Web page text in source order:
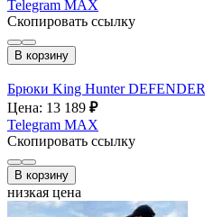
Telegram MAX
Скопировать ссылку
В корзину
Брюки King Hunter DEFENDER
Цена: 13 189 ₽
Telegram MAX
Скопировать ссылку
В корзину
низкая цена